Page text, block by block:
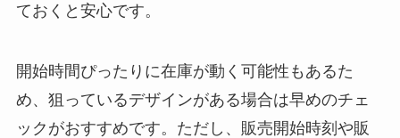
ておくと安心です。
開始時間ぴったりに在庫が動く可能性もあるた
め、狙っているデザインがある場合は早めのチェ
ックがおすすめです。ただし、販売開始時刻や販